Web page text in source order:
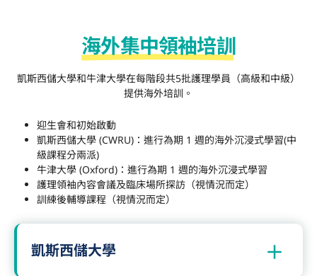
海外集中領袖培訓
凱斯西儲大學和牛津大學在每階段共5批護理學員（高級和中級）
提供海外培訓。
迎生會和初始啟動
凱斯西儲大學 (CWRU) ：進行為期 1 週的海外沉浸式學習(中
級課程分兩派)
牛津大學 (Oxford)：進行為期 1 週的海外沉浸式學習
護理領袖內容會議及臨床場所探訪（視情況而定）
訓練後輔導課程（視情況而定）
凱斯西儲大學